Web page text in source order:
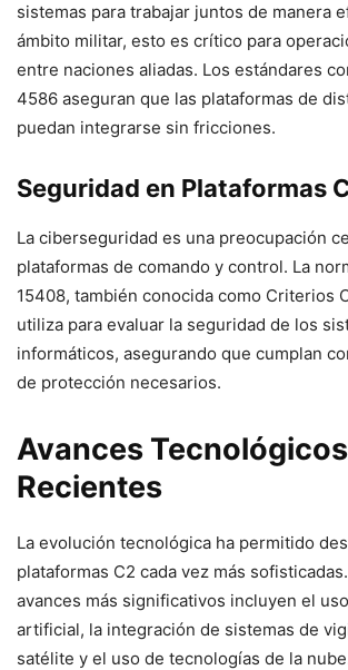
sistemas para trabajar juntos de manera
ámbito militar, esto es crítico para
entre naciones aliadas. Los estándares
4586 aseguran que las plataformas de
puedan integrarse sin fricciones.
Seguridad en Plataformas
La ciberseguridad es una preocupación
plataformas de comando y control. La
15408, también conocida como Criterios
utiliza para evaluar la seguridad de los
informáticos, asegurando que cumplan
de protección necesarios.
Avances Tecnológicos
Recientes
La evolución tecnológica ha permitido
plataformas C2 cada vez más
avances más significativos incluyen el
artificial, la integración de sistemas de
satélite y el uso de tecnologías de la